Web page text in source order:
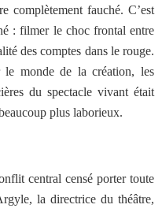
complètement fauché. C’est
: filmer le choc frontal entre
des comptes dans le rouge.
le monde de la création, les
du spectacle vivant était
plus laborieux.
central censé porter toute
la directrice du théâtre,